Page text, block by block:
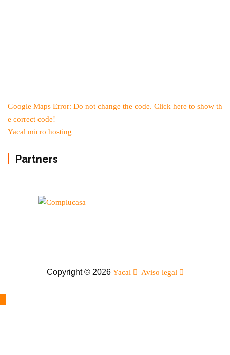
Google Maps Error: Do not change the code. Click here to show th
e correct code!
Yacal micro hosting
Partners
Copyright © 2026 Yacal Aviso legal